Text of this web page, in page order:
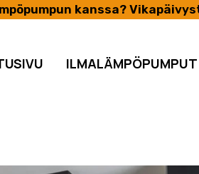
kanssa?
ILMALÄMPÖPUMPUT